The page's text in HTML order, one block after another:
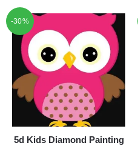
-30%
5d Kids Diamond Painting